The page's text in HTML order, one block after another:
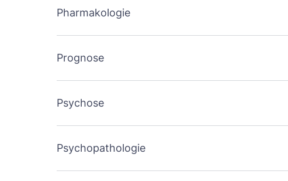
Pharmakologie
Prognose
Psychose
Psychopathologie